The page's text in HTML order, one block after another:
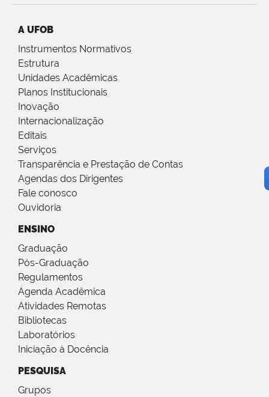
A UFOB
Instrumentos Normativos
Estrutura
Unidades Acadêmicas
Planos Institucionais
Inovação
Internacionalização
Editais
Serviços
Transparência e Prestação de Contas
Agendas dos Dirigentes
Fale conosco
Ouvidoria
ENSINO
Graduação
Pós-Graduação
Regulamentos
Agenda Acadêmica
Atividades Remotas
Bibliotecas
Laboratórios
Iniciação à Docência
PESQUISA
Grupos